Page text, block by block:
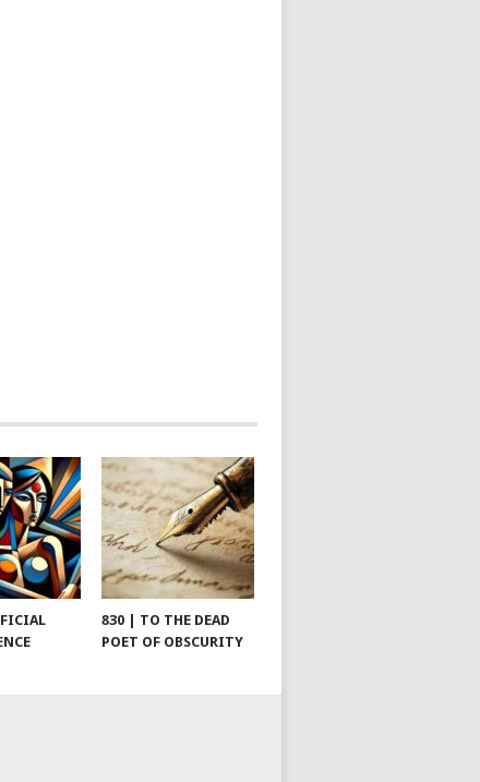
830 | TO THE DEAD
POET OF OBSCURITY